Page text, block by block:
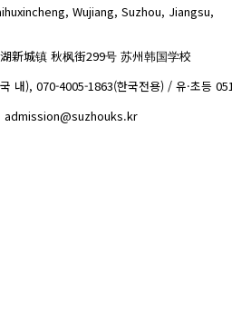
Wujiang, Suzhou, Jiangsu,
新城镇 秋枫街299号 苏州韩国学校
내), 070-4005-1863(한국전용) / 유·초등
admission@suzhouks.kr